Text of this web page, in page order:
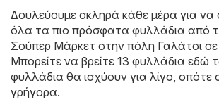
Δουλεύουμε σκληρά κάθε μέρα για
όλα τα πιο πρόσφατα φυλλάδια από
Σούπερ Μάρκετ στην πόλη Γαλάτσι
Μπορείτε να βρείτε 13 φυλλάδια εδώ
φυλλάδια θα ισχύουν για λίγο, οπότε
γρήγορα.